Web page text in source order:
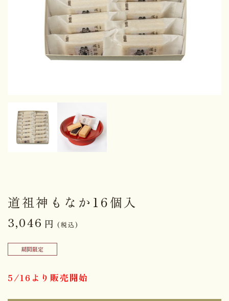
道祖神もなか16個入
3,046 円 (税込)
期間限定
5/16より販売開始